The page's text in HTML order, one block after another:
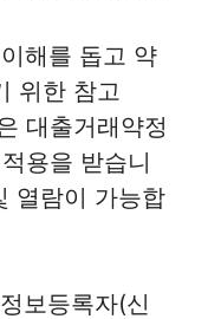
해를 돕고 약
위한 참고
대출거래약정
용을 받습니
열람이 가능합
보등록자(신